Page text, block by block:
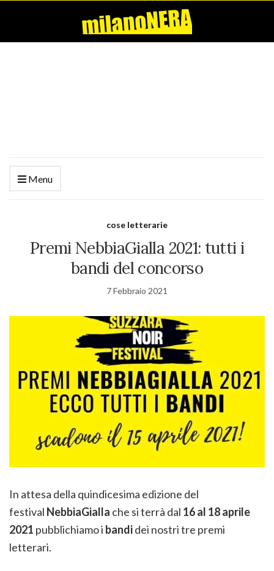
Menu
cose letterarie
Premi NebbiaGialla 2021: tutti i
bandi del concorso
7 Febbraio 2021
In attesa della quindicesima edizione del
festival NebbiaGialla che si terrà dal 16 al 18 aprile
2021 pubblichiamo i bandidei nostri tre premi
letterari.